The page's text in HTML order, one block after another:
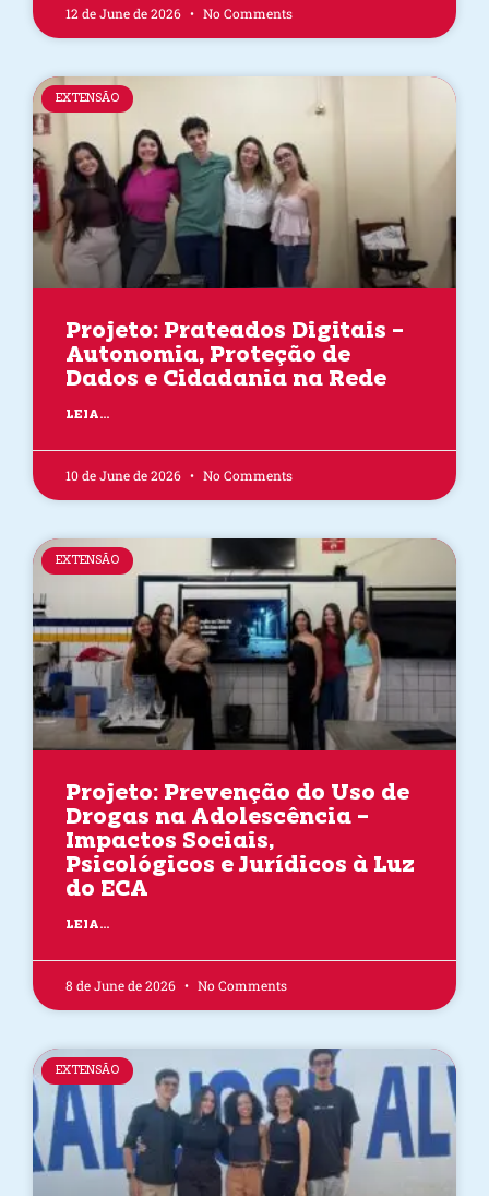
12 de June de 2026 No Comments
EXTENSÃO
Projeto: Prateados Digitais –
Autonomia, Proteção de
Dados e Cidadania na Rede
LEIA...
10 de June de 2026 No Comments
EXTENSÃO
Projeto: Prevenção do Uso de
Drogas na Adolescência –
Impactos Sociais,
Psicológicos e Jurídicos à Luz
do ECA
LEIA...
8 de June de 2026 No Comments
EXTENSÃO